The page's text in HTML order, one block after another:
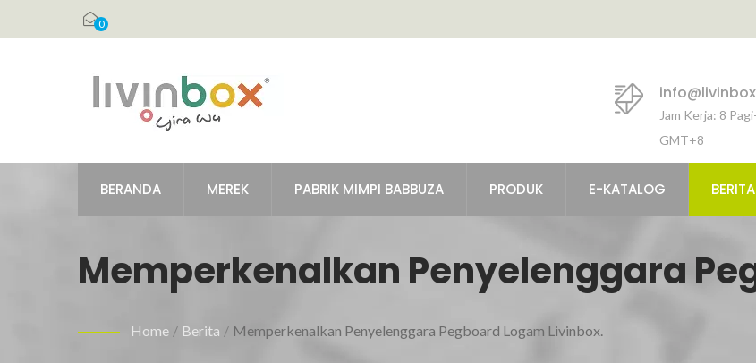
0
Jam Kerja: 8
GMT+8
BERANDA MEREK PABRIK MIMPI BABBUZA PRODUK E-KATALOG BERITA
Memperkenalkan Penyelenggara
Livinbox.
Home / Berita / Memperkenalkan Penyelenggara Pegboard Logam Livinbox.